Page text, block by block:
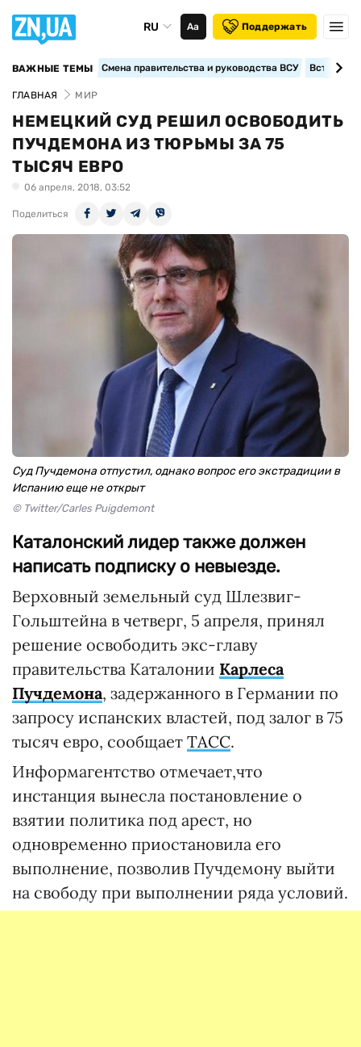
RU Аа Поддержать
ВАЖНЫЕ ТЕМЫ Смена правительства и руководства ВСУ
ГЛАВНАЯ МИР
НЕМЕЦКИЙ СУД РЕШИЛ ОСВОБОДИТЬ
ПУЧДЕМОНА ИЗ ТЮРЬМЫ ЗА 75
ТЫСЯЧ ЕВРО
06 апреля, 2018, 03:52
Поделиться
Суд Пучдемона отпустил, однако вопрос его экстрадиции в
Испанию еще не открыт
© Twitter/Carles Puigdemont
Каталонский лидер также должен
написать подписку о невыезде.
Верховный земельный суд Шлезвиг-
Гольштейна в четверг, 5 апреля, принял
решение освободить экс-главу
правительства Каталонии Карлеса
Пучдемона, задержанного в Германии по
запросу испанских властей, под залог в 75
тысяч евро, сообщает ТАСС.
Информагентство отмечает,что
инстанция вынесла постановление о
взятии политика под арест, но
одновременно приостановила его
выполнение, позволив Пучдемону выйти
на свободу при выполнении ряда условий.